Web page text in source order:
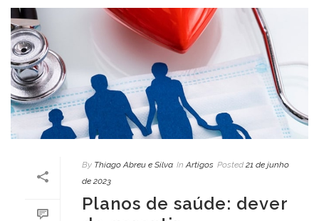
By Thiago Abreu e Silva In Artigos Posted 21 de junho
de 2023
Planos de saúde: dever